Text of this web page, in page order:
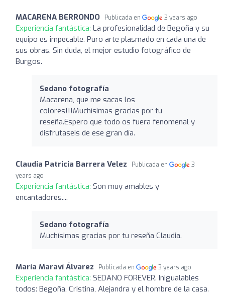
MACARENA BERRONDO Publicada en 3 years ago
Experiencia fantástica: La profesionalidad de Begoña y su
equipo es impecable. Puro arte plasmado en cada una de
sus obras. Sin duda, el mejor estudio fotográfico de
Burgos.
Sedano fotografía
Macarena, que me sacas los
colores!!!Muchísimas gracias por tu
reseña.Espero que todo os fuera fenomenal y
disfrutaseis de ese gran día.
Claudia Patricia Barrera Velez Publicada en
3
years ago
Experiencia fantástica: Son muy amables y
encantadores....
Sedano fotografía
Muchísimas gracias por tu reseña Claudia.
María Maraví Álvarez Publicada en 3 years ago
Experiencia fantástica: SEDANO FOREVER. Inigualables
todos: Begoña, Cristina, Alejandra y el hombre de la casa.